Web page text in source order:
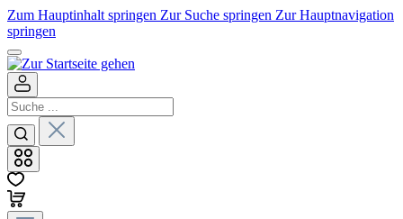
Zum Hauptinhalt springen Zur Suche springen Zur Hauptnavigation
springen